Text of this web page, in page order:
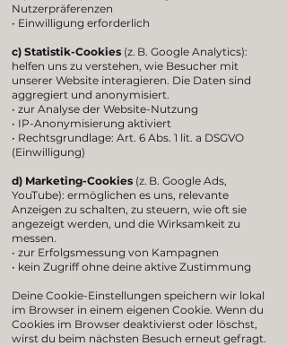
Nutzerpräferenzen
• Einwilligung erforderlich
c) Statistik-Cookies (z. B. Google Analytics):
helfen uns zu verstehen, wie Besucher mit
unserer Website interagieren. Die Daten sind
aggregiert und anonymisiert.
• zur Analyse der Website-Nutzung
• IP-Anonymisierung aktiviert
• Rechtsgrundlage: Art. 6 Abs. 1 lit. a DSGVO
(Einwilligung)
d) Marketing-Cookies (z. B. Google Ads,
YouTube): ermöglichen es uns, relevante
Anzeigen zu schalten, zu steuern, wie oft sie
angezeigt werden, und die Wirksamkeit zu
messen.
• zur Erfolgsmessung von Kampagnen
• kein Zugriff ohne deine aktive Zustimmung
Deine Cookie-Einstellungen speichern wir lokal
im Browser in einem eigenen Cookie. Wenn du
Cookies im Browser deaktivierst oder löschst,
wirst du beim nächsten Besuch erneut gefragt.